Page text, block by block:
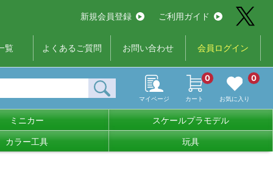
新規会員登録 ご利用ガイド
覧 よくあるご質問 お問い合わせ 会員ログイン
マイページ カート
0
お気に入り
0
ミニカー スケールプラモデル
カラー工具 玩具